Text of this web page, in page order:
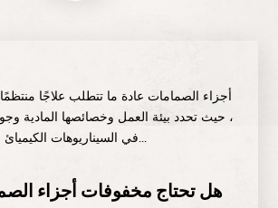
أجزاء الصمامات عادة ما تتطلب علاجًا
، حيث تحدد بيئة العمل وخصائصها المادية
في السيناريوهات الكيميائ...
هل تحتاج مخفوفات أجزاء